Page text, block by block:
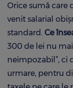
Orice sumă care
venit salarial
standard. Ce
300 de lei nu
neimpozabil”, ci
urmare, pentru